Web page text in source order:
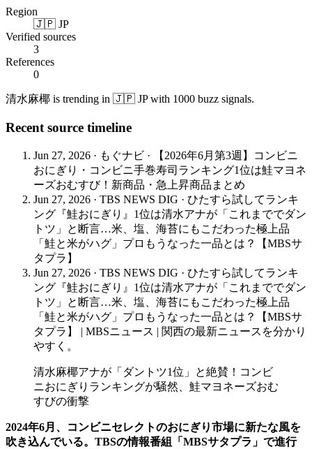
Region
🇯🇵 JP
Verified sources
3
References
0
清水麻椰 is trending in 🇯🇵 JP with 1000 buzz signals.
Recent source timeline
Jun 27, 2026 · もぐナビ ·
【2026年6月第3週】コンビニ
おにぎり・コンビニ手巻寿司ランキング1位は鮭マヨネ
ーズおむすび！新商品・急上昇商品まとめ
Jun 27, 2026 · TBS NEWS DIG · ひたすら試してランキ
ング『鮭おにぎり』1位は清水アナが「これまででダン
トツ」と断言…米、塩、海苔にもこだわった極上品
「鮭と米がハグ」プロもうなった一品とは？【MBSサ
タプラ】
Jun 27, 2026 · TBS NEWS DIG · ひたすら試してランキ
ング『鮭おにぎり』1位は清水アナが「これまででダン
トツ」と断言…米、塩、海苔にもこだわった極上品
「鮭と米がハグ」プロもうなった一品とは？【MBSサ
タプラ】 | MBSニュース | 関西の最新ニュースを分かり
やすく。
清水麻椰アナが「ダントツ1位」と絶賛！コンビ
ニおにぎりランキングが騒然、鮭マヨネーズおむ
すびの衝撃
2024年6月、コンビニセレクトのおにぎり市場に新たな風を
吹き込んでいる。TBSの情報番組「MBSサタプラ」で進行